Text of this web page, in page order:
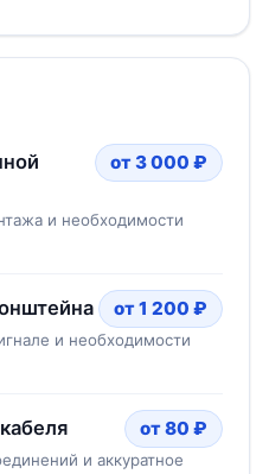
от 3 000 ₽
и необходимости
от 1 200 ₽
и необходимости
от 80 ₽
и аккуратное